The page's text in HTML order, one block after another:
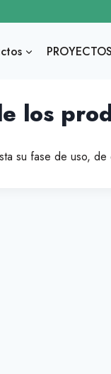
los
su fase de uso,